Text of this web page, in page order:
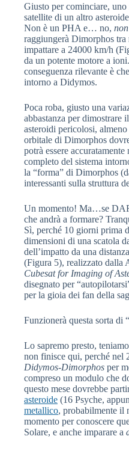
Giusto per cominciare, uno
satellite di un altro
Non è un PHA e… no,
raggiungerà Dimorphos tra
impattare a 24000 km/h
da un potente motore a
conseguenza rilevante è
intorno a Didymos.
Poca roba, giusto una
abbastanza per dimostrare
asteroidi pericolosi,
orbitale di Dimorphos
potrà essere
completo del sistema
la “forma” di Dimorphos
interessanti sulla struttura
Un momento! Ma…se
che andrà a formare?
Sì, perché 10 giorni prima
dimensioni di una scatola
dell’impatto da una
(Figura 5), realizzato
Cubesat for Imaging of
disegnato per
per la gioia dei fan della
Funzionerà questa sorta di
Lo sapremo presto,
non finisce qui, perché nel
Didymos-Dimorphos per
compreso un modulo che
questo mese dovrebbe
asteroide (16 Psyche,
metallico, probabilmente il
momento per conoscere
Solare, e anche imparare a